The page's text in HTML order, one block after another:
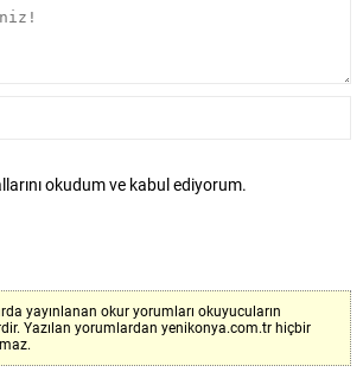
okudum ve kabul ediyorum.
yayınlanan okur yorumları okuyucuların
Yazılan yorumlardan yenikonya.com.tr hiçbir